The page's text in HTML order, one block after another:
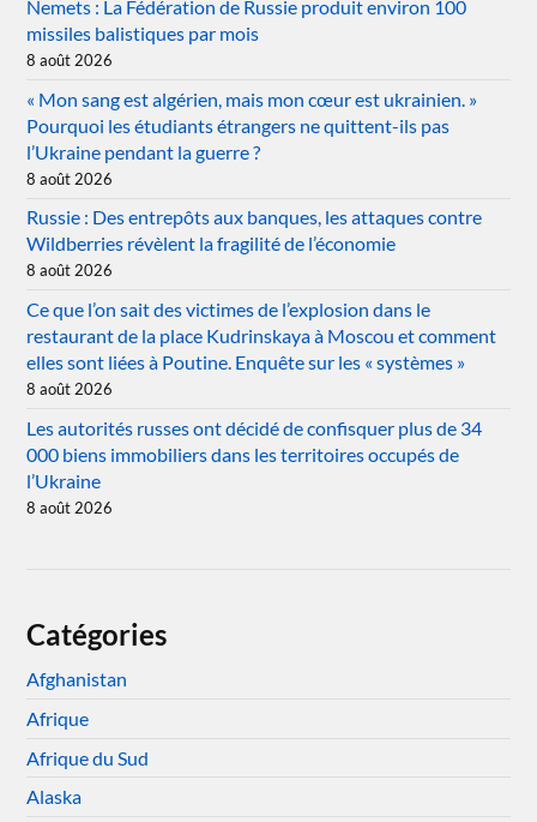
Nemets : La Fédération de Russie produit environ 100
missiles balistiques par mois
8 août 2026
« Mon sang est algérien, mais mon cœur est ukrainien. »
Pourquoi les étudiants étrangers ne quittent-ils pas
l’Ukraine pendant la guerre ?
8 août 2026
Russie : Des entrepôts aux banques, les attaques contre
Wildberries révèlent la fragilité de l’économie
8 août 2026
Ce que l’on sait des victimes de l’explosion dans le
restaurant de la place Kudrinskaya à Moscou et comment
elles sont liées à Poutine. Enquête sur les « systèmes »
8 août 2026
Les autorités russes ont décidé de confisquer plus de 34
000 biens immobiliers dans les territoires occupés de
l’Ukraine
8 août 2026
Catégories
Afghanistan
Afrique
Afrique du Sud
Alaska